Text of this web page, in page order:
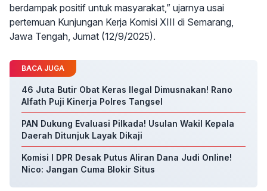
berdampak positif untuk masyarakat,” ujarnya usai
pertemuan Kunjungan Kerja Komisi XIII di Semarang,
Jawa Tengah, Jumat (12/9/2025).
BACA JUGA
46 Juta Butir Obat Keras Ilegal Dimusnakan! Rano
Alfath Puji Kinerja Polres Tangsel
PAN Dukung Evaluasi Pilkada! Usulan Wakil Kepala
Daerah Ditunjuk Layak Dikaji
Komisi I DPR Desak Putus Aliran Dana Judi Online!
Nico: Jangan Cuma Blokir Situs